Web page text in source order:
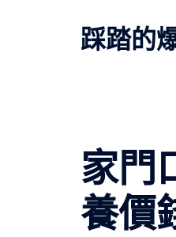
踩踏的
家門
養價